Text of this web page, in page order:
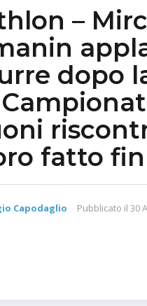
–
dopo
fatto
Capodaglio Pubblicato il 30